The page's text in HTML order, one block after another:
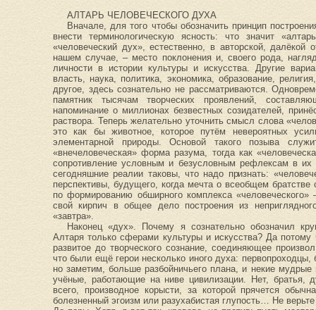
АЛТАРЬ ЧЕЛОВЕЧЕСКОГО ДУХА
Вначале, для того чтобы обозначить принцип
внести терминологическую ясность: что значит
«человеческий дух», естественно, в авторской, далёкой
нашем случае, – место поклонения и, своего рода,
личности в истории культуры и искусства. Другие
власть, наука, политика, экономика, образование,
другое, здесь сознательно не рассматриваются.
памятник тысячам творческих проявлений,
напоминание о миллионах безвестных созидателей,
раствора. Теперь желательно уточнить смысл слова
это как бы животное, которое путём невероятных
элементарной природы. Основой такого позыва
«внечеловеческая» форма разума, тогда как
сопротивление условным и безусловным рефлексам в
сегодняшние реалии таковы, что надо признать:
перспективы, будущего, когда мечта о всеобщем
по формированию обширного комплекса «человеческого»
свой кирпич в общее дело построения из
«завтра».
Наконец «дух». Почему я сознательно обозначил
Алтаря только сферами культуры и искусства? Да
развитое до творческого сознание, соединяющее
что были ещё герои несколько иного духа: первопроходцы,
но заметим, больше разбойничьего плана, и некие
учёные, работающие на ниве цивилизации. Нет,
всего, производное корысти, за которой прячется
болезненный эгоизм или разухабистая глупость… Не